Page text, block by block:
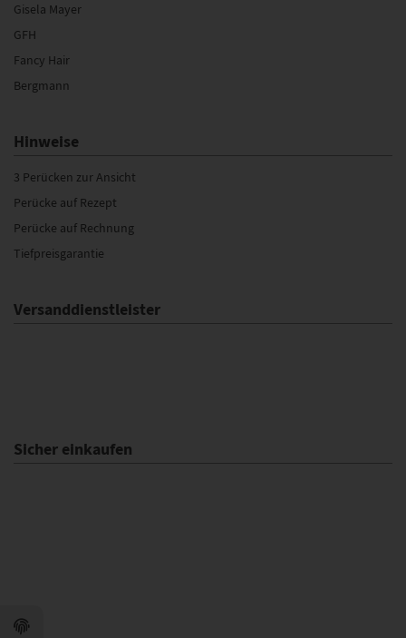
Gisela Mayer
GFH
Fancy Hair
Bergmann
Hinweise
3 Perücken zur Ansicht
Perücke auf Rezept
Perücke auf Rechnung
Tiefpreisgarantie
Versanddienstleister
Sicher einkaufen